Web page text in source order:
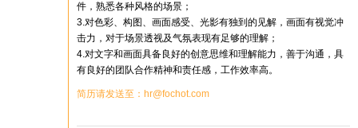
件，熟悉各种风格的场景；
3.对色彩、构图、画面感受、光影有独到的见解，画面有视觉冲
击力，对于场景透视及气氛表现有足够的理解；
4.对文字和画面具备良好的创意思维和理解能力，善于沟通，具
有良好的团队合作精神和责任感，工作效率高。
简历请发送至：hr@fochot.com